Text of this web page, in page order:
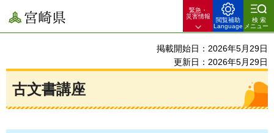
宮崎県
緊急・
災害情報
閲覧補助
Language
検索
メニュー
掲載開始日：2026年5月29日
更新日：2026年5月29日
古文書講座